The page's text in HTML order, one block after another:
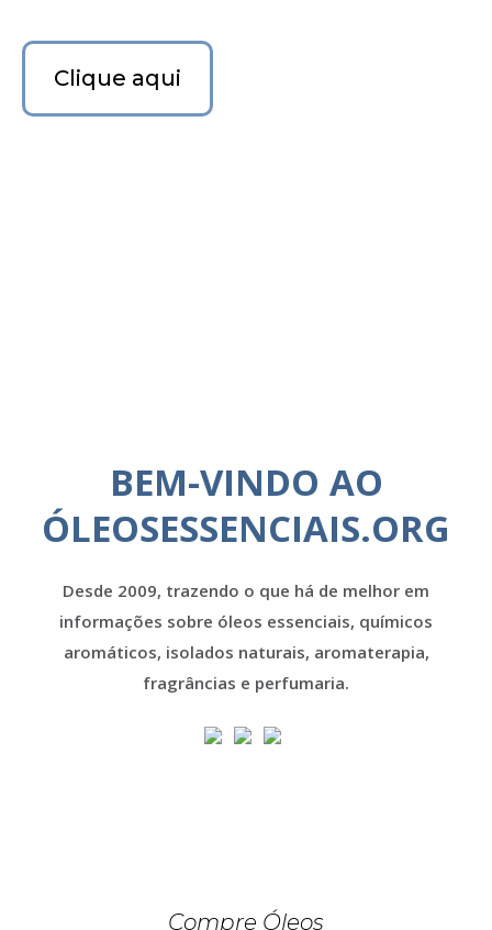
Clique aqui
BEM-VINDO AO
ÓLEOSESSENCIAIS.ORG
Desde 2009, trazendo o que há de melhor em
informações sobre óleos essenciais, químicos
aromáticos, isolados naturais, aromaterapia,
fragrâncias e perfumaria.
Compre Óleos